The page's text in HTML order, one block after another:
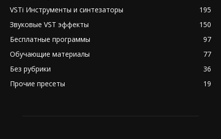
VSTi Инструменты и синтезаторы
195
Звуковые VST эффекты
150
Бесплатные программы
97
Обучающие материалы
77
Без рубрики
36
Прочие пресеты
19